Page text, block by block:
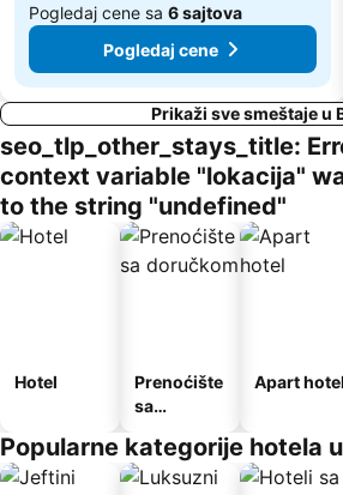
Pogledaj cene sa 6 sajtova
Pogledaj cene
Prikaži sve smeštaje u
seo_tlp_other_stays_title:
context variable "lokacija"
to the string "undefined"
Hotel
Prenoćište
sa
Apart hotel
Popularne kategorije hotela